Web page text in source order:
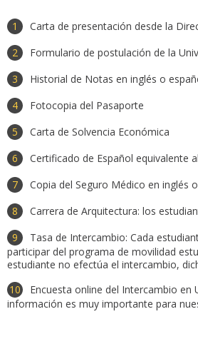
Carta de presentación desde la
Formulario de postulación de la
Historial de Notas en inglés o
Fotocopia del Pasaporte
Carta de Solvencia Económica
Certificado de Español equivalente
Copia del Seguro Médico en inglés
Carrera de Arquitectura: los
Tasa de Intercambio: Cada
participar del programa de movilidad
estudiante no efectúa el intercambio,
Encuesta online del Intercambio en
información es muy importante para